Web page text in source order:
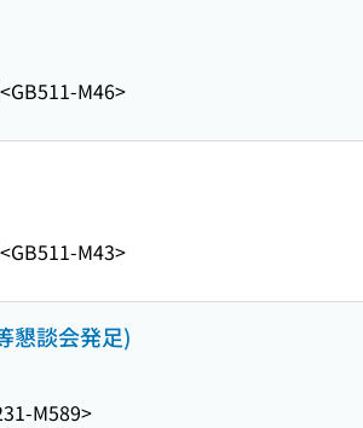
<GB511-M46>
<GB511-M43>
懇談会発足)
M589>